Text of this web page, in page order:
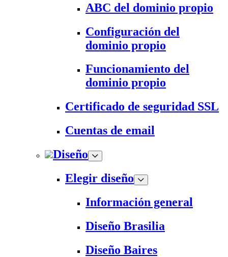
ABC del dominio propio
Configuración del
dominio propio
Funcionamiento del
dominio propio
Certificado de seguridad SSL
Cuentas de email
Diseño
Elegir diseño
Información general
Diseño Brasilia
Diseño Baires